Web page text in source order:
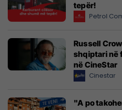
tepër!
Petrol
Russell
shqiptari në
në CineStar
Cinestar
"A po